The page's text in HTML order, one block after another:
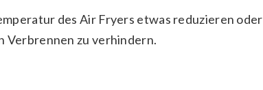
des Air Fryers etwas reduzieren oder
Verbrennen zu verhindern.